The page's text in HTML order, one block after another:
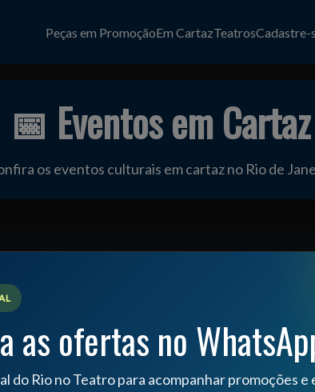
Peças em PromoçãoEm CartazTeatrosCadastre-
📅 Eventos em Cartaz
os eventos culturais em cartaz no Rio de
📅 Agenda
Agosto / 2026
as ofertas no
do Rio no Teatro para acompanhar promoções e